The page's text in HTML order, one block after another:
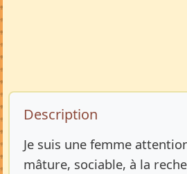
Description de
Description
Je suis une femme
mâture, sociable, à la